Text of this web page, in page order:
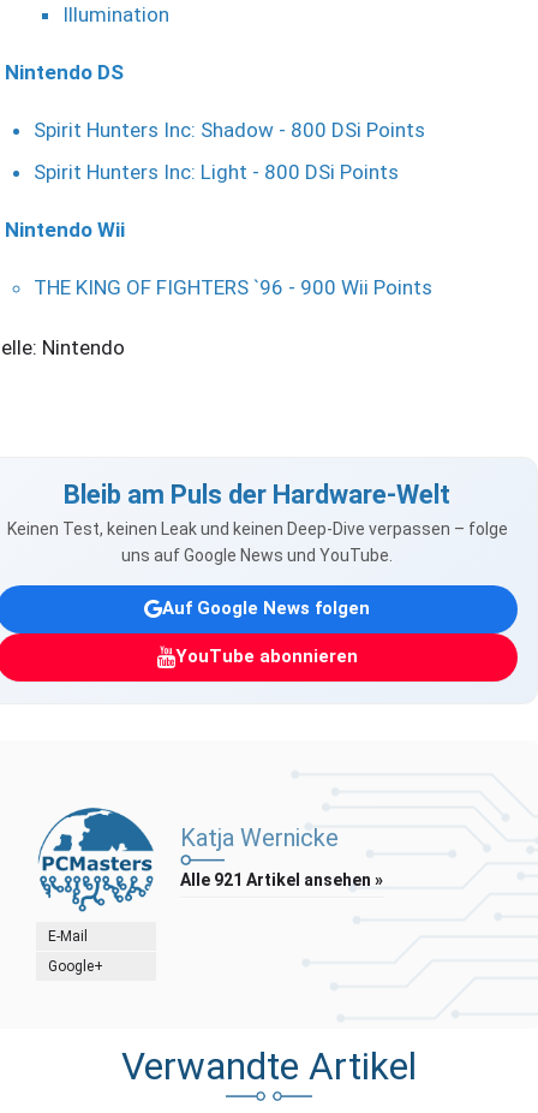
Illumination
Nintendo DS
Spirit Hunters Inc: Shadow - 800 DSi Points
Spirit Hunters Inc: Light - 800 DSi Points
Nintendo Wii
THE KING OF FIGHTERS `96 - 900 Wii Points
Nintendo
Bleib am Puls der Hardware-Welt
Keinen Test, keinen Leak und keinen Deep-Dive verpassen – folge
uns auf Google News und YouTube.
Auf Google News folgen
YouTube abonnieren
E-Mail
Google+
Katja Wernicke
Alle 921 Artikel ansehen »
Verwandte Artikel